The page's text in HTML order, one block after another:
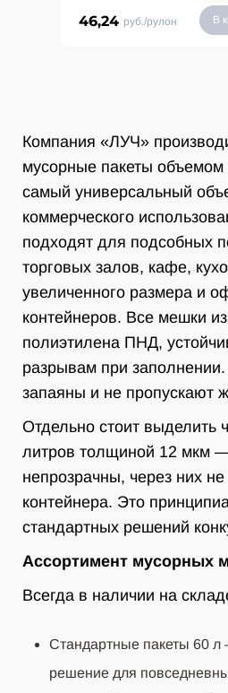
46,24 руб./рулон В
Компания «ЛУЧ»
мусорные пакеты
самый универсальный
коммерческого
подходят для подсобных
торговых залов, кафе,
увеличенного размера и
контейнеров. Все мешки
полиэтилена ПНД,
разрывам при
запаяны и не пропускают
Отдельно стоит выделить
литров толщиной 12 мкм
непрозрачны, через них
контейнера. Это
стандартных решений
Ассортимент мусорных
Всегда в наличии на
Стандартные пакеты 60 л
решение для